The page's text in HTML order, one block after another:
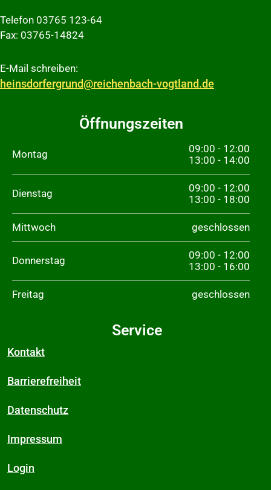
Telefon 03765 123-64
Fax: 03765-14824
E-Mail schreiben:
heinsdorfergrund@reichenbach-vogtland.de
Öffnungszeiten
Montag
09:00 - 12:00
13:00 - 14:00
Dienstag
09:00 - 12:00
13:00 - 18:00
Mittwoch geschlossen
Donnerstag
09:00 - 12:00
13:00 - 16:00
Freitag geschlossen
Service
Kontakt
Barrierefreiheit
Datenschutz
Impressum
Login